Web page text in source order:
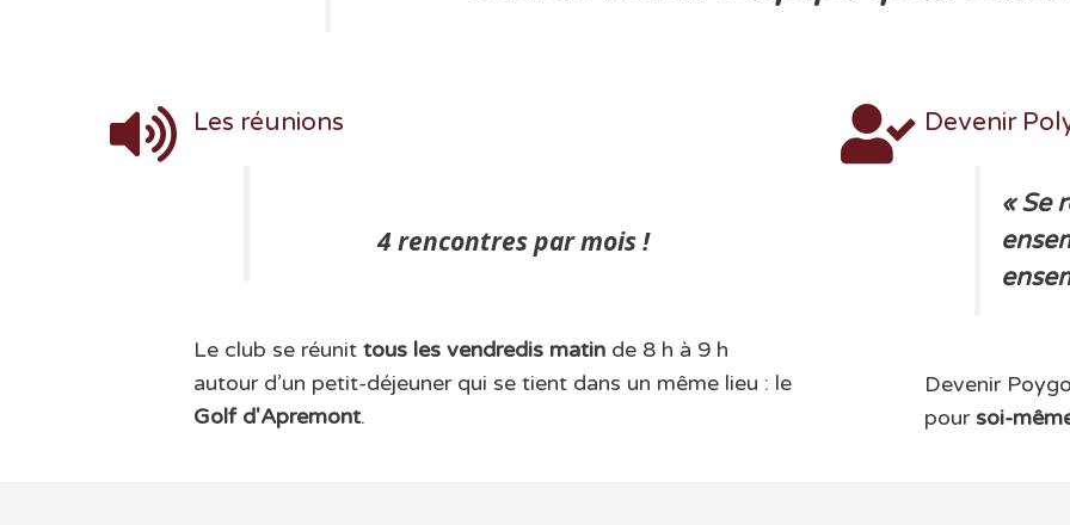
Les réunions
4 rencontres par mois !
Le club se réunit tous les vendredis matin de 8 h à 9 h
autour d’un petit-déjeuner qui se tient dans un même lieu : le
Golf d'Apremont.
Devenir
« Se
Devenir
pour soi-